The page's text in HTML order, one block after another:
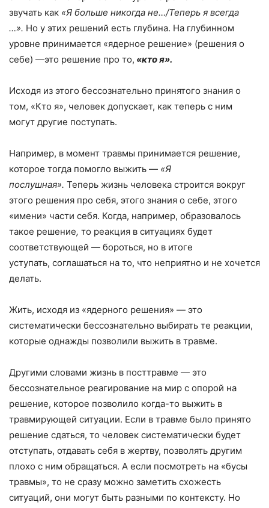
звучать как «Я больше никогда не…/Теперь я всегда
…». Но у этих решений есть глубина. На глубинном
уровне принимается «ядерное решение» (решения о
себе) —это решение про то, «кто я».
Исходя из этого бессознательно принятого знания о
том, «Кто я», человек допускает, как теперь с ним
могут другие поступать.
Например, в момент травмы принимается решение,
которое тогда помогло выжить — «Я
послушная». Теперь жизнь человека строится вокруг
этого решения про себя, этого знания о себе, этого
«имени» части себя. Когда, например, образовалось
такое решение, то реакция в ситуациях будет
соответствующей — бороться, но в итоге
уступать, соглашаться на то, что неприятно и не хочется
делать.
Жить, исходя из «ядерного решения» — это
систематически бессознательно выбирать те реакции,
которые однажды позволили выжить в травме.
Другими словами жизнь в посттравме — это
бессознательное реагирование на мир с опорой на
решение, которое позволило когда-то выжить в
травмирующей ситуации. Если в травме было принято
решение сдаться, то человек систематически будет
отступать, отдавать себя в жертву, позволять другим
плохо с ним обращаться. А если посмотреть на «бусы
травмы», то не сразу можно заметить схожесть
ситуаций, они могут быть разными по контексту. Но